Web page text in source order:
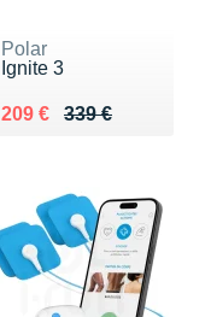
Polar
Ignite 3
339 €
Au lieu de 339 €
209 €
Vendu 209 €